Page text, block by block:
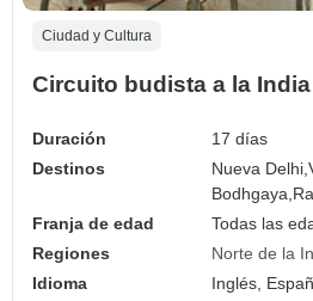
Ciudad y Cultura
Circuito budista a la
Duración
17 días
Destinos
Nueva Delhi,
Bodhgaya,
Franja de edad
Todas las
Regiones
Norte de la
Idioma
Inglés,